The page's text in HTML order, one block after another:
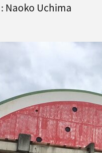
Naoko Uchima